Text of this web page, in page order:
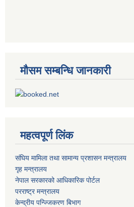
मौसम सम्बन्धि जानकारी
महत्वपूर्ण लिंक
संघिय मामिला तथा सामान्य प्रशासन मन्त्रालय
गृह मन्त्रालय
नेपाल सरकारको आधिकारिक पोर्टल
परराष्ट्र मन्त्रालय
केन्द्रीय पन्ज्जिकरण बिभाग